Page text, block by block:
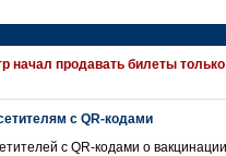
начал продавать билеты
с QR-кодами
с QR-кодами о